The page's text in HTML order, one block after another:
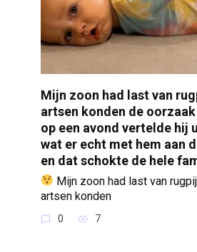
Mijn zoon had last van
artsen konden de
op een avond vertelde hij
wat er echt met hem aan
en dat schokte de hele
Mijn zoon had last van
artsen konden
0 7